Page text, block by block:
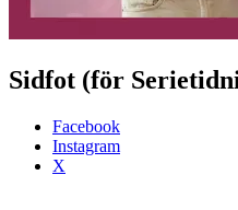
Sidfot (för
Facebook
Instagram
X